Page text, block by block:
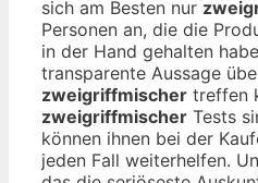
sich am Besten nur
Personen an, die die
in der Hand gehalten
transparente Aussage
zweigriffmischer treffen
zweigriffmischer Tests
können ihnen bei der
jeden Fall weiterhelfen.